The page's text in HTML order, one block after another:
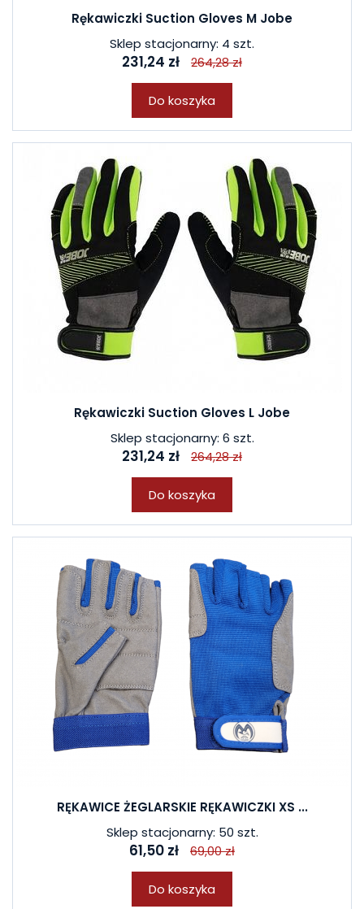
Rękawiczki Suction Gloves M Jobe
Sklep stacjonarny: 4 szt.
231,24 zł 264,28 zł
Do koszyka
Rękawiczki Suction Gloves L Jobe
Sklep stacjonarny: 6 szt.
231,24 zł 264,28 zł
Do koszyka
RĘKAWICE ŻEGLARSKIE RĘKAWICZKI XS ...
Sklep stacjonarny: 50 szt.
61,50 zł 69,00 zł
Do koszyka